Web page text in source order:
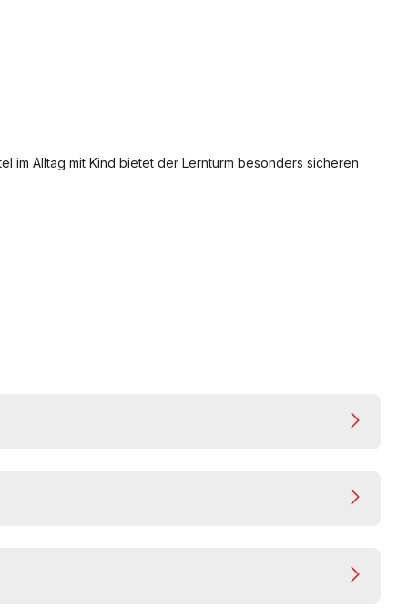
im Alltag mit Kind bietet der Lernturm besonders sicheren